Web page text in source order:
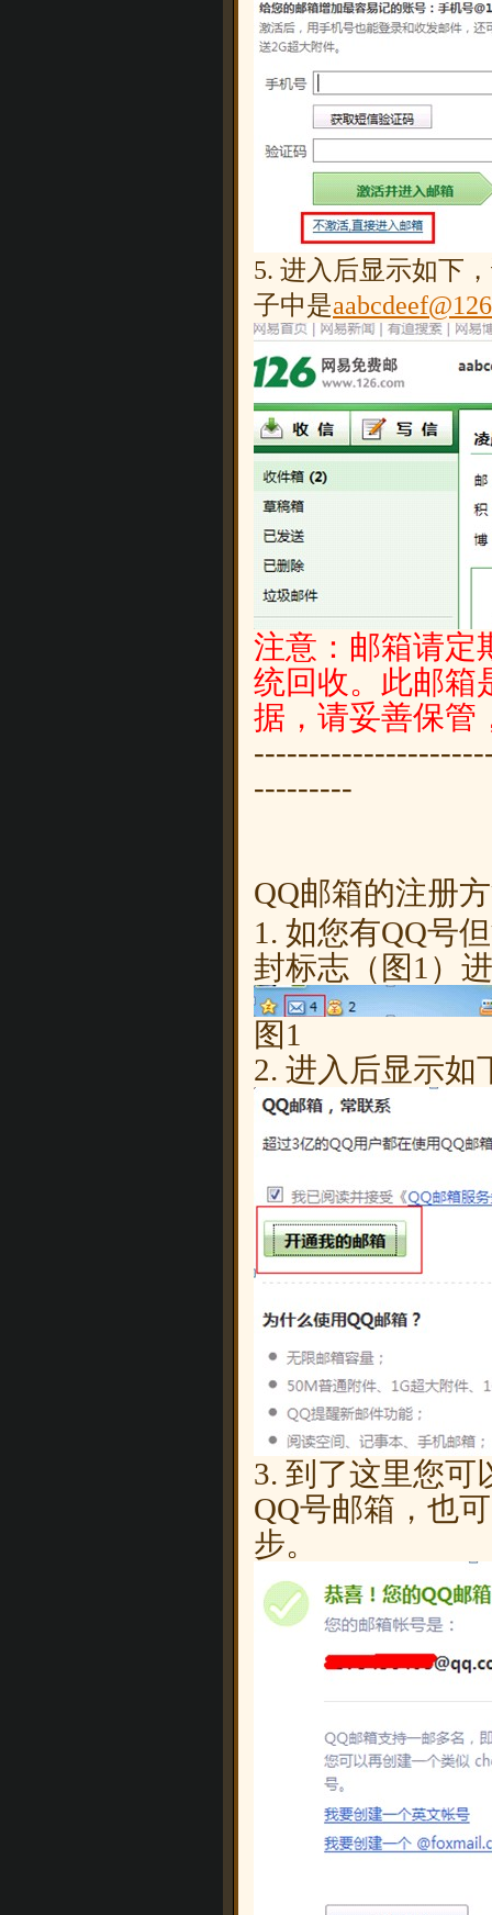
5. 进入后显示如下
子中是
注意：邮箱请定
统回收。此邮箱
据，请妥善保管
---------
QQ邮箱的注册
1. 如您有QQ号
封标志（图1）
图1
2. 进入后显示如
3. 到了这里您可
QQ号邮箱，也
步。